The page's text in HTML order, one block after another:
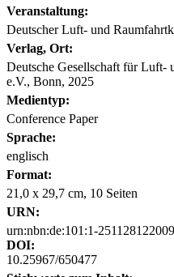
Veranstaltung:
Deutscher Luft- und
Verlag, Ort:
Deutsche Gesellschaft für Luft-
e.V., Bonn, 2025
Medientyp:
Conference Paper
Sprache:
englisch
Format:
21,0 x 29,7 cm, 10 Seiten
URN:
urn:nbn:de:101:1-
DOI:
10.25967/650477